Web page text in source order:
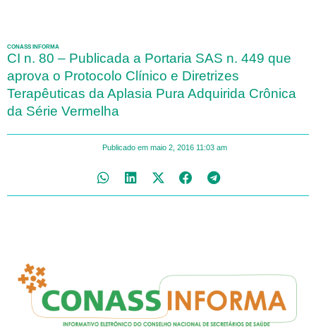
CONASS INFORMA
CI n. 80 – Publicada a Portaria SAS n. 449 que
aprova o Protocolo Clínico e Diretrizes
Terapêuticas da Aplasia Pura Adquirida Crônica
da Série Vermelha
Publicado em maio 2, 2016 11:03 am